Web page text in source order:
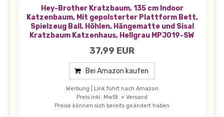
Hey-Brother Kratzbaum, 135 cm Indoor
Katzenbaum, Mit gepolsterter Plattform Bett,
Spielzeug Ball, Höhlen, Hängematte und Sisal
Kratzbaum Katzenhaus, Hellgrau MPJ019-SW
37,99 EUR
Bei Amazon kaufen
Werbung | Link führt nach Amazon
Preis inkl. MwSt. + Versand
Preise können sich bereits geändert haben